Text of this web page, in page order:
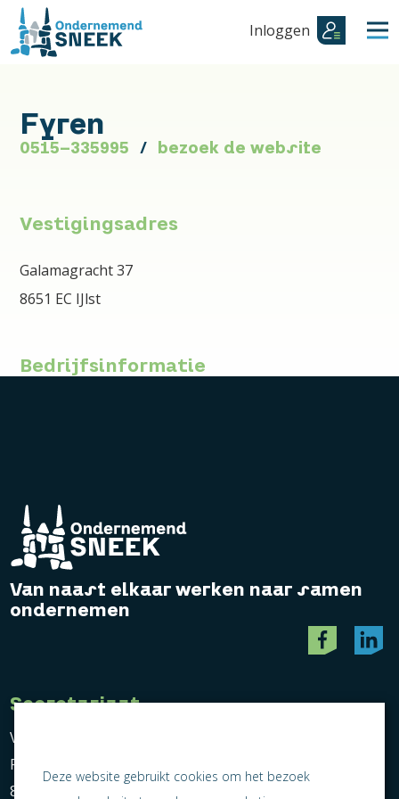
Inloggen
Fyren
0515-335995 bezoek de website
Vestigingsadres
Galamagracht 37
8651 EC IJlst
Bedrijfsinformatie
Van naast elkaar werken naar samen
ondernemen
Secretariaat
Vereniging Ondernemend Sneek
Postbus 464
8600 AL Sneek
Deze website gebruikt cookies om het bezoek